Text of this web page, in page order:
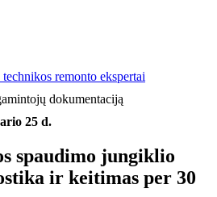
remonto ekspertai
dokumentaciją
25 d.
spaudimo jungiklio
ir keitimas per 30